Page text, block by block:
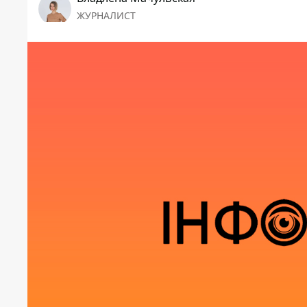
ЖУРНАЛИСТ